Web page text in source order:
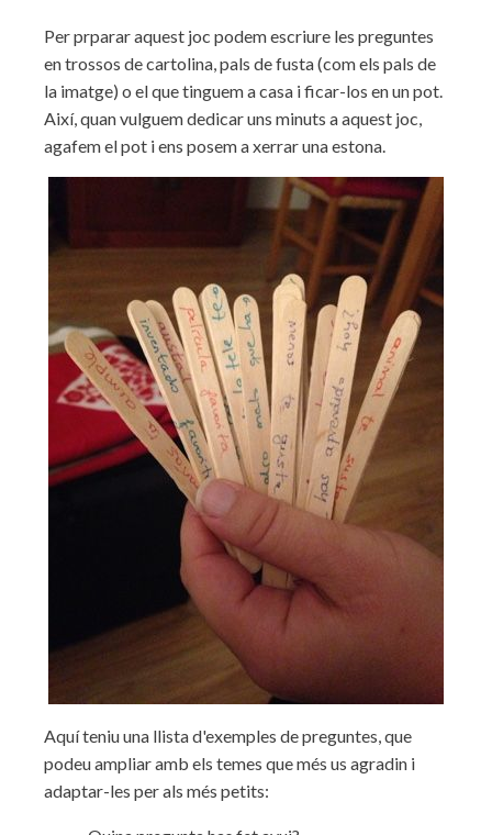
Per prparar aquest joc podem escriure les preguntes
en trossos de cartolina, pals de fusta (com els pals de
la imatge) o el que tinguem a casa i ficar-los en un pot.
Així, quan vulguem dedicar uns minuts a aquest joc,
agafem el pot i ens posem a xerrar una estona.
Aquí teniu una llista d'exemples de preguntes, que
podeu ampliar amb els temes que més us agradin i
adaptar-les per als més petits: